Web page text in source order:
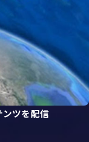
ツを配信